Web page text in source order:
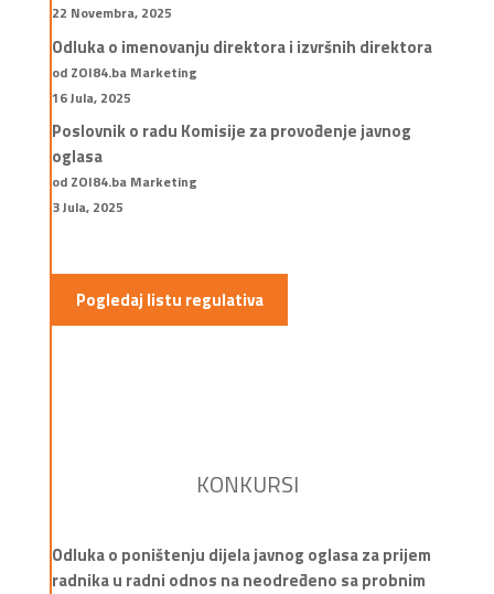
22 Novembra, 2025
Odluka o imenovanju direktora i izvršnih direktora
od ZOI84.ba Marketing
16 Jula, 2025
Poslovnik o radu Komisije za provođenje javnog
oglasa
od ZOI84.ba Marketing
3 Jula, 2025
Pogledaj listu regulativa
KONKURSI
Odluka o poništenju dijela javnog oglasa za prijem
radnika u radni odnos na neodređeno sa probnim